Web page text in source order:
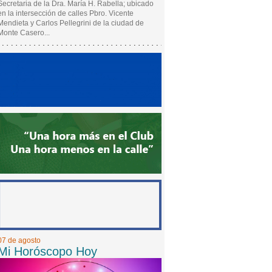
de la Dra. María H. Rabella; ubicado
la intersección de calles Pbro. Vicente
y Carlos Pellegrini de la ciudad de
Casero...
de agosto
Horóscopo Hoy